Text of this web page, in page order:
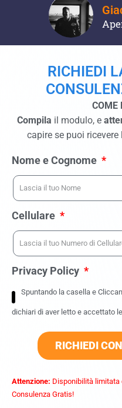
RICHIEDI
COME
Compila il modulo, e
capire se puoi ricevere
Nome e Cognome
Cellulare
Privacy Policy
Spuntando la casella e
dichiari di aver letto e accettato
RICHIEDI
Attenzione: Disponibilità
Consulenza Gratis!